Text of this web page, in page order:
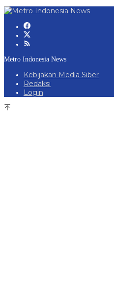
Metro Indonesia News
Kebijakan Media Siber
Redaksi
Login